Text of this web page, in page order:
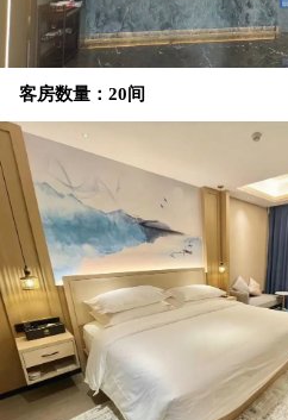
客房数量：20间